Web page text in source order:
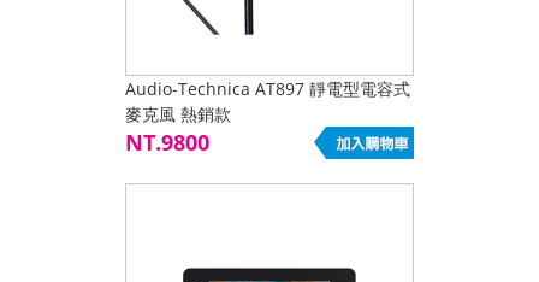
Audio-Technica AT897 靜電型電容式
麥克風 熱銷款
NT.9800